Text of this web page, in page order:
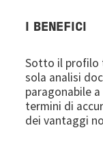
I BENEFICI
Sotto il profilo
sola analisi
paragonabile
termini di
dei vantaggi